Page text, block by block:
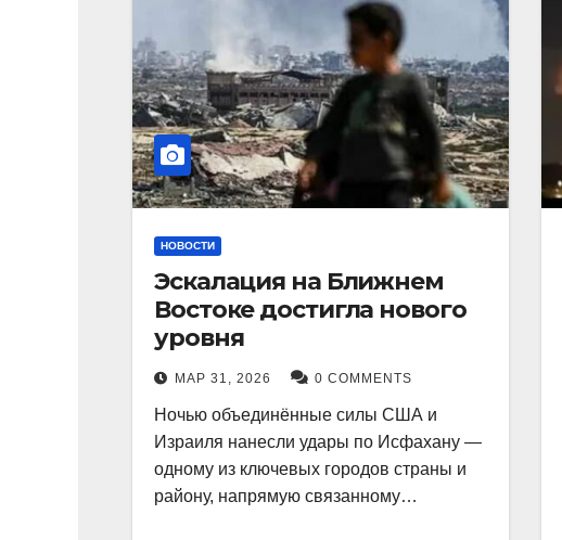
НОВОСТИ
Эскалация на Ближнем
Востоке достигла нового
уровня
МАР 31, 2026 0 COMMENTS
Ночью объединённые силы США и
Израиля нанесли удары по Исфахану —
одному из ключевых городов страны и
району, напрямую связанному…